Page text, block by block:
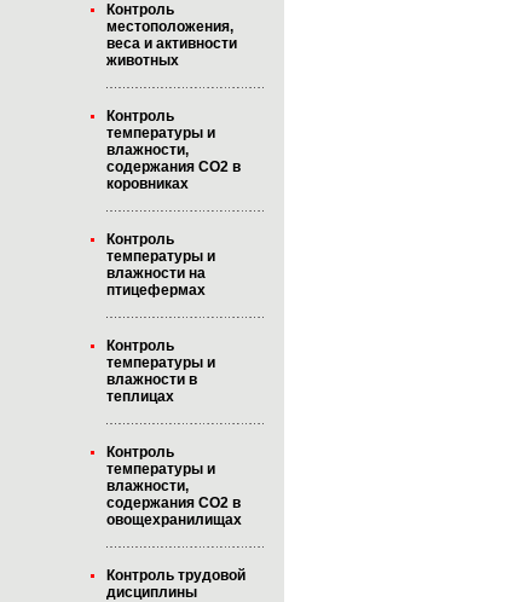
Контроль
местоположения,
веса и активности
животных
Контроль
температуры и
влажности,
содержания CO2 в
коровниках
Контроль
температуры и
влажности на
птицефермах
Контроль
температуры и
влажности в
теплицах
Контроль
температуры и
влажности,
содержания CO2 в
овощехранилищах
Контроль трудовой
дисциплины